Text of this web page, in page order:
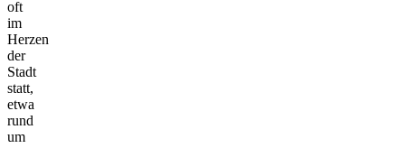
oft
im
Herzen
der
Stadt
statt,
etwa
rund
um